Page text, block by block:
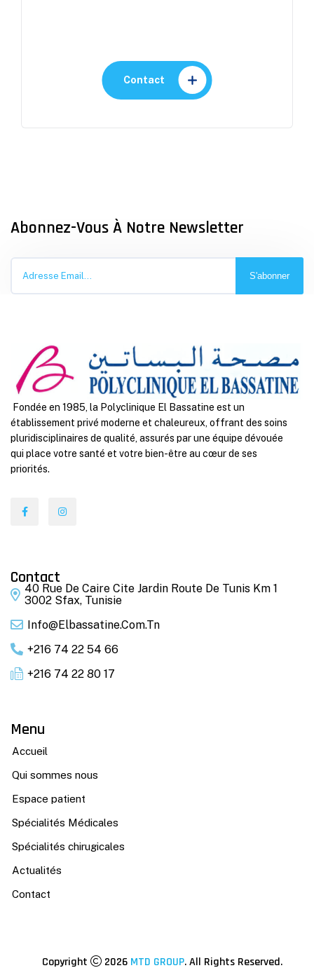
Contact
Abonnez-Vous À Notre Newsletter
S'abonner
Fondée en 1985, la Polyclinique El Bassatine est un
établissement privé moderne et chaleureux, offrant des soins
pluridisciplinaires de qualité, assurés par une équipe dévouée
qui place votre santé et votre bien-être au cœur de ses
priorités.
Contact
40 Rue De Caire Cite Jardin Route De Tunis Km 1
3002 Sfax, Tunisie
Info@elbassatine.com.tn
+216 74 22 54 66
+216 74 22 80 17
Menu
Accueil
Qui sommes nous
Espace patient
Spécialités Médicales
Spécialités chirugicales
Actualités
Contact
Copyright 2026 MTD GROUP. All Rights Reserved.